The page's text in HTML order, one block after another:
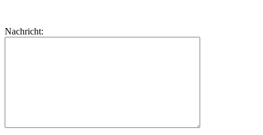
dieses
lasse
Nachricht: